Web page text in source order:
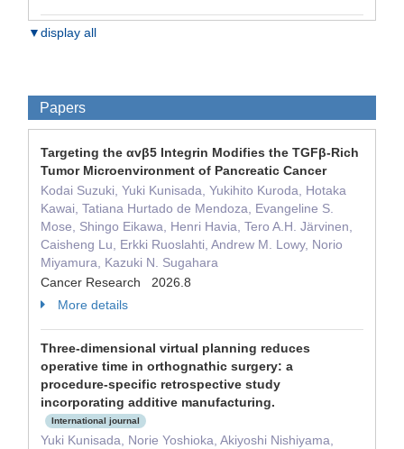
▼display all
Papers
Targeting the αvβ5 Integrin Modifies the TGFβ-Rich
Tumor Microenvironment of Pancreatic Cancer
Kodai Suzuki, Yuki Kunisada, Yukihito Kuroda, Hotaka
Kawai, Tatiana Hurtado de Mendoza, Evangeline S.
Mose, Shingo Eikawa, Henri Havia, Tero A.H. Järvinen,
Caisheng Lu, Erkki Ruoslahti, Andrew M. Lowy, Norio
Miyamura, Kazuki N. Sugahara
Cancer Research 2026.8
More details
Three-dimensional virtual planning reduces
operative time in orthognathic surgery: a
procedure-specific retrospective study
incorporating additive manufacturing.
International journal
Yuki Kunisada, Norie Yoshioka, Akiyoshi Nishiyama,